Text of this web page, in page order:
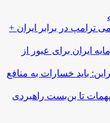
ترامپ در برابر ایران +
ایران برای عبور از
باید خسارات به منافع
تا بن‌بست راهبردی